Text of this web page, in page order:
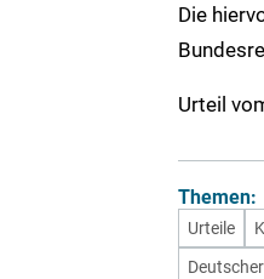
Die
Urteil
Themen:
Urteile